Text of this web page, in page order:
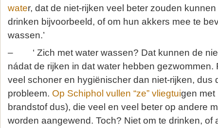
water, dat de niet-rijken veel beter zouden
drinken bijvoorbeeld, of om hun akkers mee te
wassen.’
– ‘ Zich met water wassen? Dat kunnen de
nádat de rijken in dat water hebben gezwommen.
veel schoner en hygiënischer dan niet-rijken, dus
probleem. Op Schiphol vullen “ze” vliegtuigen met
brandstof dus), die veel en veel beter op andere
worden aangewend. Toch? Niet om te drinken, of